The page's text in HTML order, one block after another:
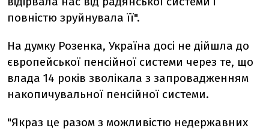
повністю зруйнувала її".
На думку Розенка, Україна досі не дійшла до
європейської пенсійної системи через те, що
влада 14 років зволікала з запровадженням
накопичувальної пенсійної системи.
"Якраз це разом з можливістю недержавних